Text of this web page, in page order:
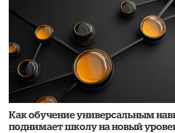
​Как обучение универсальным
поднимает школу на новый